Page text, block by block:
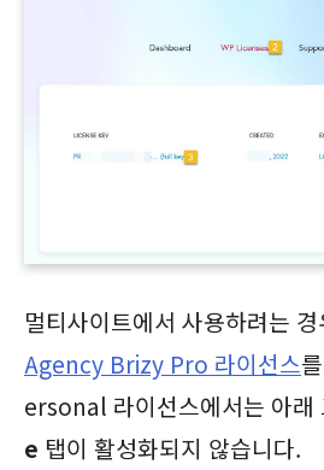
멀티사이트에서 사용하려는 경
Agency Brizy Pro 라이선스
ersonal 라이선스에서는 아래
e 탭이 활성화되지 않습니다.